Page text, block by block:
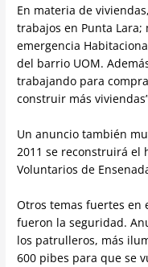
En materia de
trabajos en Punta Lara;
emergencia
del barrio UOM.
trabajando para
construir más
Un anuncio también
2011 se reconstruirá el
Voluntarios de
Otros temas fuertes en
fueron la seguridad.
los patrulleros, más
600 pibes para que se